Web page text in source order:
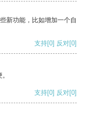
新功能，比如增加一个自
支持[0] 反对[0]
支持[0] 反对[0]